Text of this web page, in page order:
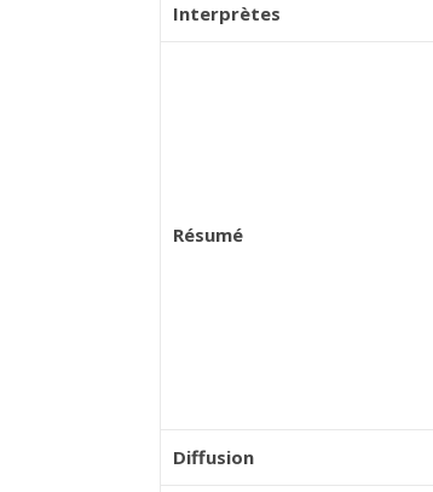
Interprètes
Résumé
Diffusion